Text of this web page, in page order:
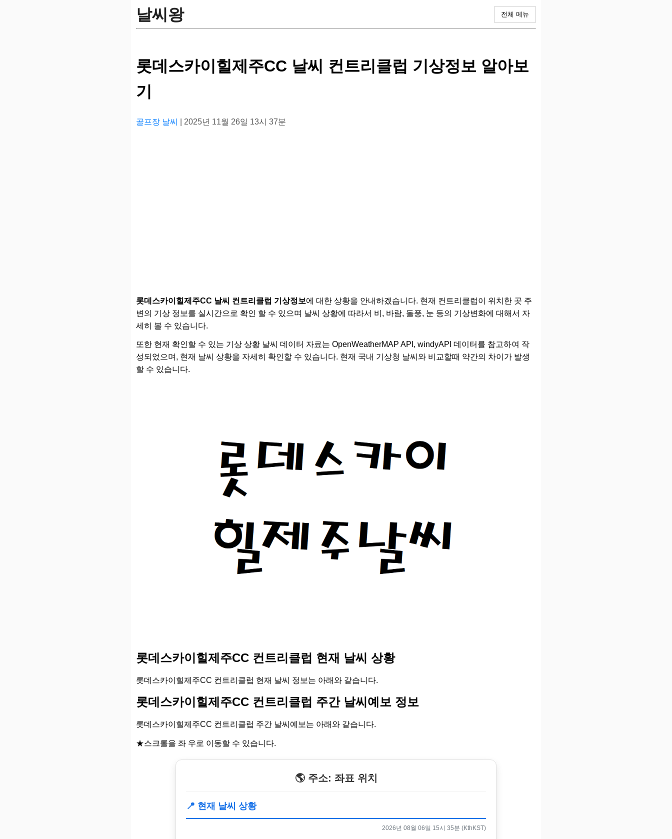
날씨왕 전체 메뉴
롯데스카이힐제주CC 날씨 컨트리클럽 기상정보 알아보
기
골프장 날씨 | 2025년 11월 26일 13시 37분
롯데스카이힐제주CC 날씨 컨트리클럽 기상정보에 대한 상황을 안내하겠습니다. 현재 컨트리클럽이 위치한 곳 주
변의 기상 정보를 실시간으로 확인 할 수 있으며 날씨 상황에 따라서 비, 바람, 돌풍, 눈 등의 기상변화에 대해서 자
세히 볼 수 있습니다.
또한 현재 확인할 수 있는 기상 상황 날씨 데이터 자료는 OpenWeatherMAP API, windyAPI 데이터를 참고하여 작
성되었으며, 현재 날씨 상황을 자세히 확인할 수 있습니다. 현재 국내 기상청 날씨와 비교할때 약간의 차이가 발생
할 수 있습니다.
롯데스카이힐제주CC 컨트리클럽 현재 날씨 상황
롯데스카이힐제주CC 컨트리클럽 현재 날씨 정보는 아래와 같습니다.
롯데스카이힐제주CC 컨트리클럽 주간 날씨예보 정보
롯데스카이힐제주CC 컨트리클럽 주간 날씨예보는 아래와 같습니다.
★스크롤을 좌 우로 이동할 수 있습니다.
🌎 주소: 좌표 위치
📍 현재 날씨 상황
2026년 08월 06일 15시 35분 (KthKST)